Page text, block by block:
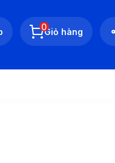
0Giỏ hàng